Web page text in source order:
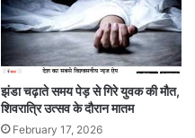
झंडा चढ़ाते समय पेड़ से गिरे युवक की मौत,
शिवरात्रि उत्सव के दौरान मातम
February 17, 2026